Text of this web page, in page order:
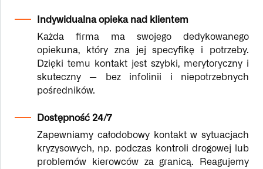
Indywidualna opieka nad klientem
Każda firma ma swojego dedykowanego
opiekuna, który zna jej specyfikę i potrzeby.
Dzięki temu kontakt jest szybki, merytoryczny i
skuteczny — bez infolinii i niepotrzebnych
pośredników.
Dostępność 24/7
Zapewniamy całodobowy kontakt w sytuacjach
kryzysowych, np. podczas kontroli drogowej lub
problemów kierowców za granicą. Reagujemy